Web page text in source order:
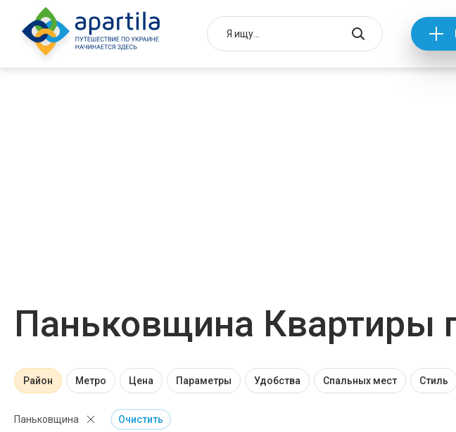
Паньковщина Квартиры
Район Метро Цена Параметры Удобства Спальных мест Стиль
Паньковщина Очистить